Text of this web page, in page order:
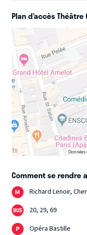
Plan d’accès
Comment se rendre
Richard Lenoir,
20, 29, 69
Opéra Bastille